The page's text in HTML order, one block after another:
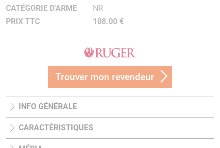
CATÉGORIE D'ARME
NR
PRIX TTC
108.00 €
Trouver mon revendeur
INFO GÉNÉRALE
CARACTÉRISTIQUES